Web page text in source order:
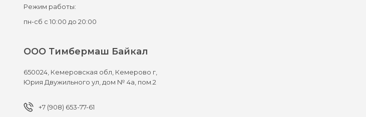
Режим работы:
пн-сб с 10:00 до 20:00
ООО Тимбермаш Байкал
650024, Кемеровская обл, Кемерово г,
Юрия Двужильного ул, дом № 4а, пом.2
+7 (908) 653-77-61